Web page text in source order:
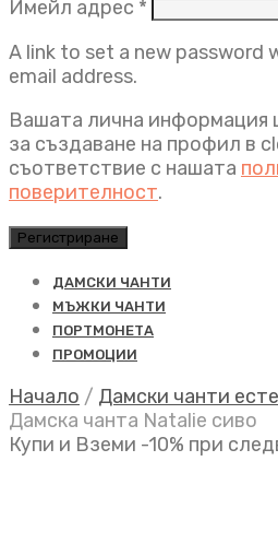
Имейл адрес *
A link to set a new password
email address.
Вашата лична информация
за създаване на профил в
съответствие с нашата
поверителност.
Регистриране
ДАМСКИ ЧАНТИ
МЪЖКИ ЧАНТИ
ПОРТМОНЕТА
ПРОМОЦИИ
Начало / Дамски чанти
Дамска чанта Natalie сиво
Купи и Вземи -10% при